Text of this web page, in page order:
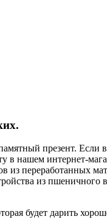
презент.
в нашем интернет-
переработанных
из пшеничного
будет дарить